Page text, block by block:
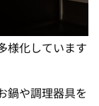
様化しています
鍋や調理器具を